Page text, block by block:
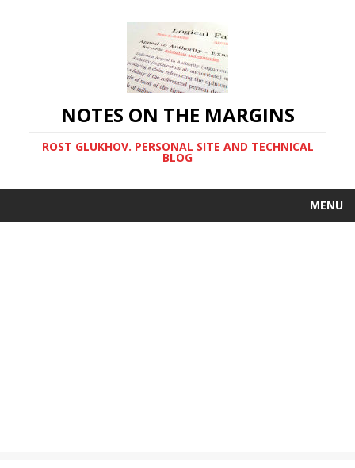
NOTES ON THE MARGINS
ROST GLUKHOV. PERSONAL SITE AND TECHNICAL
BLOG
MENU